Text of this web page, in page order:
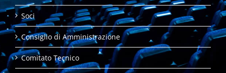
Soci
Consiglio di Amministrazione
Comitato Tecnico